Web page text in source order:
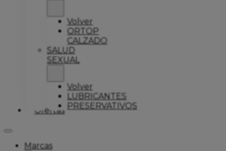
Volver
ORTOP
CALZADO
SALUD
SEXUAL
Volver
LUBRICANTES
PRESERVATIVOS
Ofertas
Marcas